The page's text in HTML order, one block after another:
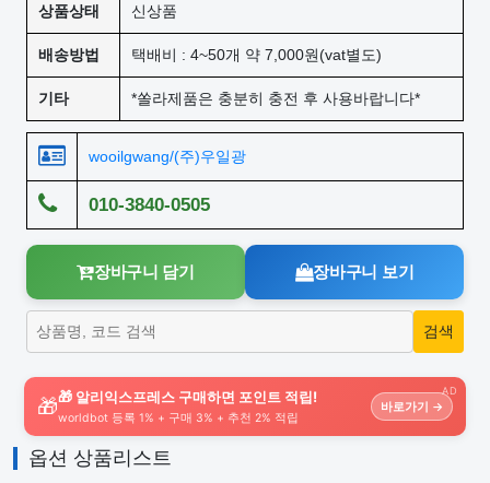
상품상태 신상품
배송방법 택배비 : 4~50개 약 7,000원(vat별도)
기타 *쏠라제품은 충분히 충전 후 사용바랍니다*
wooilgwang/(주)우일광
010-3840-0505
장바구니 담기 장바구니 보기
AD
🎁🎁 알리익스프레스 구매하면 포인트 적립!
worldbot 등록 1% + 구매 3% + 추천 2% 적립
바로가기 →
옵션 상품리스트